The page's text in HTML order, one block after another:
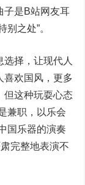
子是B站网友耳
之处”。
择，让现代人
喜欢国风，更多
但这种玩耍心态
兼职，以乐会
国乐器的演奏
完整地表演不